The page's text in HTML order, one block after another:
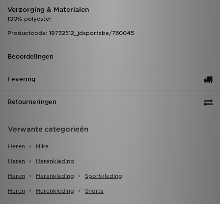
Verzorging & Materialen
100% polyester
Productcode: 19732512_jdsportsbe/780045
Beoordelingen
Levering
Retourneringen
Verwante categorieën
Heren Nike
Heren Herenkleding
Heren Herenkleding Sportkleding
Heren Herenkleding Shorts